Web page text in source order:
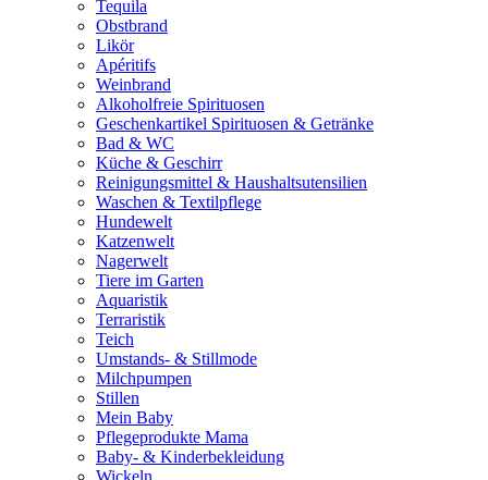
Tequila
Obstbrand
Likör
Apéritifs
Weinbrand
Alkoholfreie Spirituosen
Geschenkartikel Spirituosen & Getränke
Bad & WC
Küche & Geschirr
Reinigungsmittel & Haushaltsutensilien
Waschen & Textilpflege
Hundewelt
Katzenwelt
Nagerwelt
Tiere im Garten
Aquaristik
Terraristik
Teich
Umstands- & Stillmode
Milchpumpen
Stillen
Mein Baby
Pflegeprodukte Mama
Baby- & Kinderbekleidung
Wickeln